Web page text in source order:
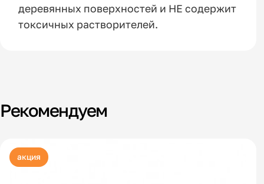
деревянных поверхностей и НЕ содержит
токсичных растворителей.
Рекомендуем
акция